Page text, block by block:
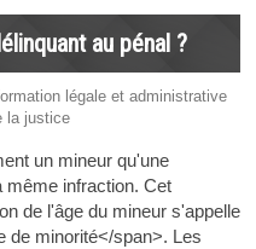
au pénal ?
légale et administrative
la justice
un mineur qu'une
même infraction. Cet
de l'âge du mineur s'appelle
de minorité</span>. Les